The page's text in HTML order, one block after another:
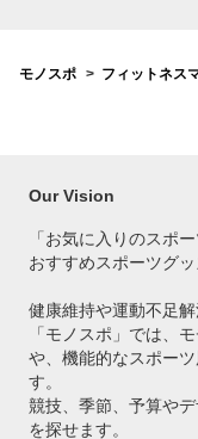
モノスポ フィットネス
Our Vision
「お気に入りのスポ
おすすめスポーツグ
健康維持や運動不足
「モノスポ」では、
や、機能的なスポー
す。
競技、季節、予算や
を探せます。